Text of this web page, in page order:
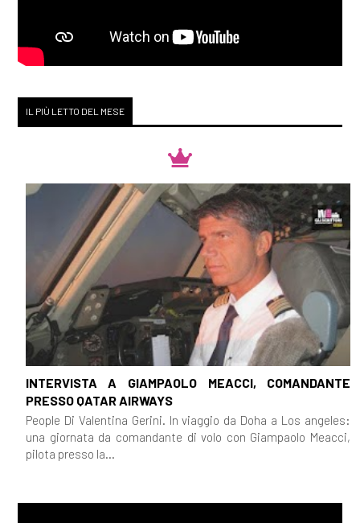
IL PIÙ LETTO DEL MESE
INTERVISTA A GIAMPAOLO MEACCI, COMANDANTE
PRESSO QATAR AIRWAYS
People Di Valentina Gerini. In viaggio da Doha a Los angeles:
una giornata da comandante di volo con Giampaolo Meacci,
pilota presso la...